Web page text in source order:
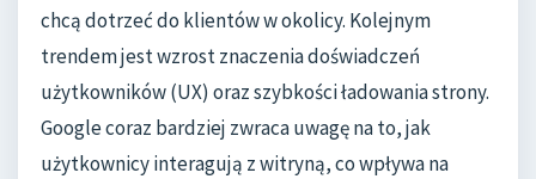
chcą dotrzeć do klientów w okolicy. Kolejnym
trendem jest wzrost znaczenia doświadczeń
użytkowników (UX) oraz szybkości ładowania strony.
Google coraz bardziej zwraca uwagę na to, jak
użytkownicy interagują z witryną, co wpływa na